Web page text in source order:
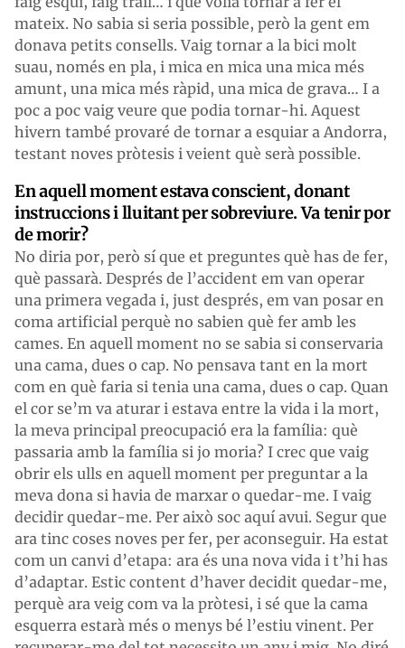
mateix. No sabia si seria possible, però la gent em
donava petits consells. Vaig tornar a la bici molt
suau, només en pla, i mica en mica una mica més
amunt, una mica més ràpid, una mica de grava… I a
poc a poc vaig veure que podia tornar-hi. Aquest
hivern també provaré de tornar a esquiar a Andorra,
testant noves pròtesis i veient què serà possible.
En aquell moment estava conscient, donant
instruccions i lluitant per sobreviure. Va tenir por
de morir?
No diria por, però sí que et preguntes què has de fer,
què passarà. Després de l’accident em van operar
una primera vegada i, just després, em van posar en
coma artificial perquè no sabien què fer amb les
cames. En aquell moment no se sabia si conservaria
una cama, dues o cap. No pensava tant en la mort
com en què faria si tenia una cama, dues o cap. Quan
el cor se’m va aturar i estava entre la vida i la mort,
la meva principal preocupació era la família: què
passaria amb la família si jo moria? I crec que vaig
obrir els ulls en aquell moment per preguntar a la
meva dona si havia de marxar o quedar-me. I vaig
decidir quedar-me. Per això soc aquí avui. Segur que
ara tinc coses noves per fer, per aconseguir. Ha estat
com un canvi d’etapa: ara és una nova vida i t’hi has
d’adaptar. Estic content d’haver decidit quedar-me,
perquè ara veig com va la pròtesi, i sé que la cama
esquerra estarà més o menys bé l’estiu vinent. Per